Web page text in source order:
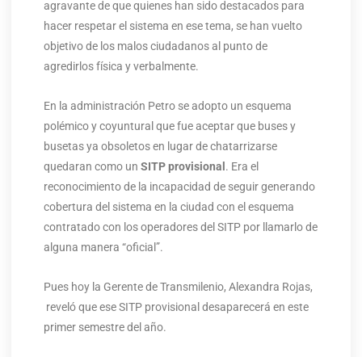
agravante de que quienes han sido destacados para
hacer respetar el sistema en ese tema, se han vuelto
objetivo de los malos ciudadanos al punto de
agredirlos física y verbalmente.
En la administración Petro se adopto un esquema
polémico y coyuntural que fue aceptar que buses y
busetas ya obsoletos en lugar de chatarrizarse
quedaran como un SITP provisional . Era el
reconocimiento de la incapacidad de seguir generando
cobertura del sistema en la ciudad con el esquema
contratado con los operadores del SITP por llamarlo de
alguna manera “oficial”.
Pues hoy la Gerente de Transmilenio, Alexandra Rojas,
reveló que ese SITP provisional desaparecerá en este
primer semestre del año.